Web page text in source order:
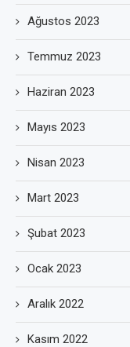
Ağustos 2023
Temmuz 2023
Haziran 2023
Mayıs 2023
Nisan 2023
Mart 2023
Şubat 2023
Ocak 2023
Aralık 2022
Kasım 2022